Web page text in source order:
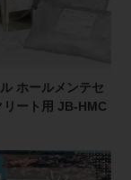
ホールメンテセ
リート用 JB-HMC